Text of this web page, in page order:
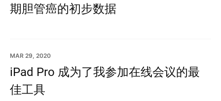
期胆管癌的初步数据
MAR 29, 2020
iPad Pro 成为了我参加在线会议的最
佳工具